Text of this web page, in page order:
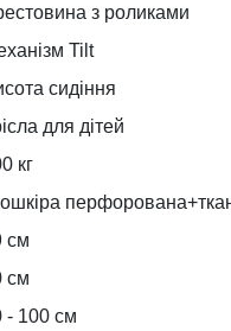
з роликами
Tilt
сидіння
для дітей
кг
см
см
- 100 см